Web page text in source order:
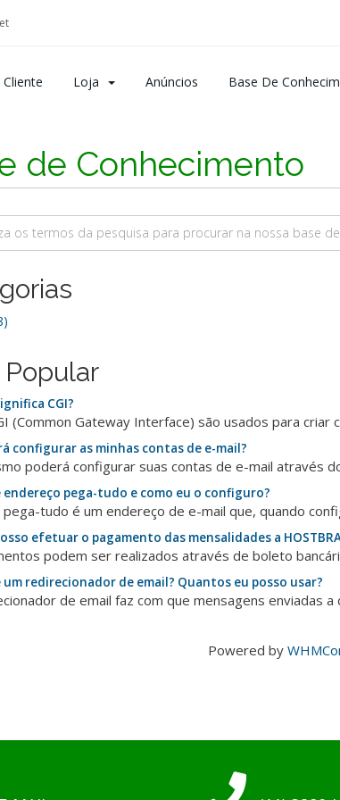
Loja Anúncios Base De
de Conhecimento
Popular
CGI?
(Common Gateway Interface) são usados para
configurar as minhas contas de e-mail?
poderá configurar suas contas de e-mail através
endereço pega-tudo e como eu o configuro?
pega-tudo é um endereço de e-mail que, quando
efetuar o pagamento das mensalidades a
podem ser realizados através de boleto
um redirecionador de email? Quantos eu posso usar?
de email faz com que mensagens enviadas
Powered by